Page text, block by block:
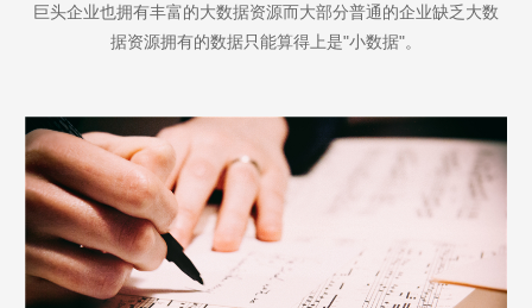
巨头企业也拥有丰富的大数据资源而大部分普通的企业缺乏大数
据资源拥有的数据只能算得上是"小数据"。